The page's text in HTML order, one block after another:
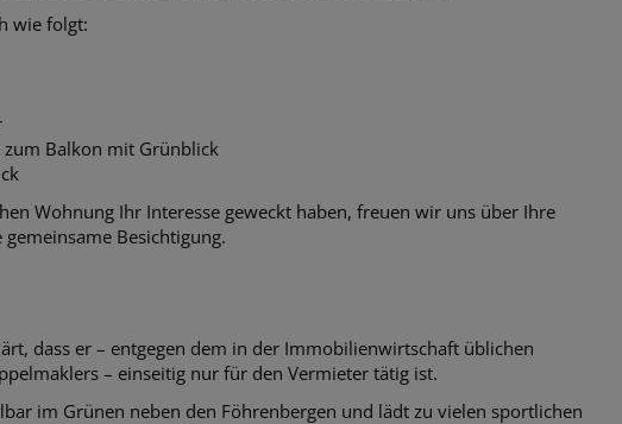
wie folgt:
Balkon mit Grünblick
Wohnung Ihr Interesse geweckt haben, freuen wir uns über Ihre
Besichtigung.
dass er – entgegen dem in der Immobilienwirtschaft üblichen
– einseitig nur für den Vermieter tätig ist.
im Grünen neben den Föhrenbergen und lädt zu vielen sportlichen